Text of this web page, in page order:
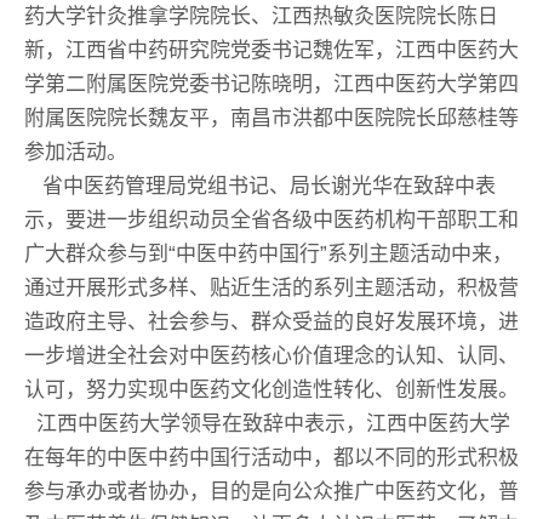
药大学针灸推拿学院院长、江西热敏灸医院院长陈日
新，江西省中药研究院党委书记魏佐军，江西中医药大
学第二附属医院党委书记陈晓明，江西中医药大学第四
附属医院院长魏友平，南昌市洪都中医院院长邱慈桂等
参加活动。
省中医药管理局党组书记、局长谢光华在致辞中表
示，要进一步组织动员全省各级中医药机构干部职工和
广大群众参与到“中医中药中国行”系列主题活动中来，
通过开展形式多样、贴近生活的系列主题活动，积极营
造政府主导、社会参与、群众受益的良好发展环境，进
一步增进全社会对中医药核心价值理念的认知、认同、
认可，努力实现中医药文化创造性转化、创新性发展。
江西中医药大学领导在致辞中表示，江西中医药大学
在每年的中医中药中国行活动中，都以不同的形式积极
参与承办或者协办，目的是向公众推广中医药文化，普